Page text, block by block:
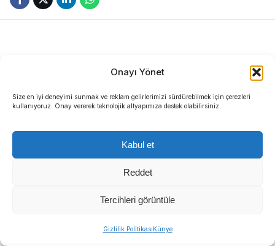
Onayı Yönet
Size en iyi deneyimi sunmak ve reklam gelirlerimizi sürdürebilmek için çerezleri
kullanıyoruz. Onay vererek teknolojik altyapımıza destek olabilirsiniz.
Kabul et
Reddet
Tercihleri görüntüle
Gizlilik PolitikasıKünye
Bornova Belediye Başkanı Ömer Eşki, Çamdibi
Bölgesi’nde gerçekleştirdiği alan gezisinde
muhtarlar ve mahalle sakinleriyle bir araya geldi.